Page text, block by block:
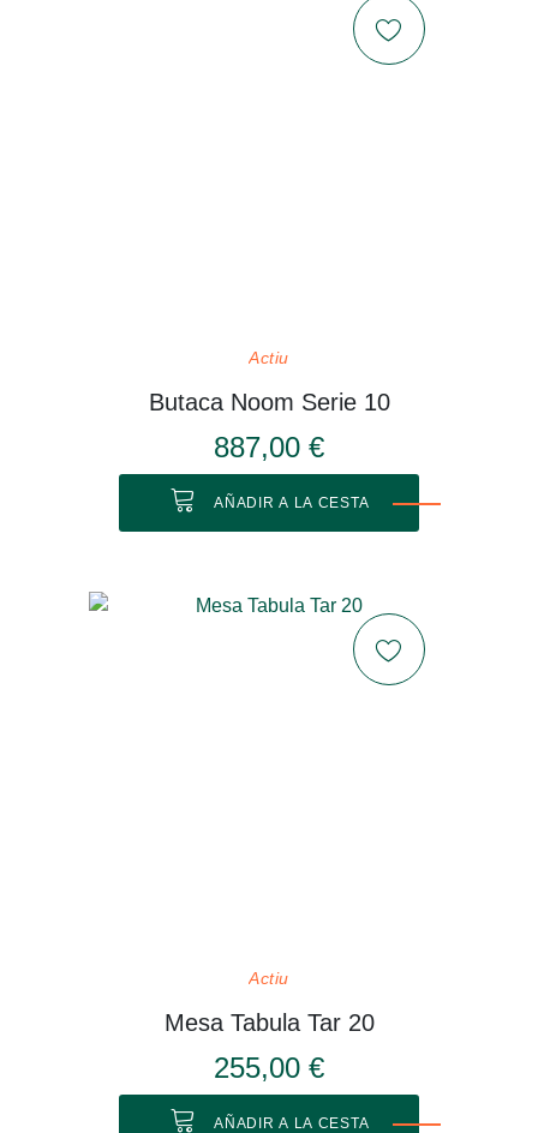
Actiu
Butaca Noom Serie 10
887,00 €
AÑADIR A LA CESTA
Actiu
Mesa Tabula Tar 20
255,00 €
AÑADIR A LA CESTA